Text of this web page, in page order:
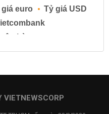
giá euro
Tỷ giá USD
hàng
tiền gửi